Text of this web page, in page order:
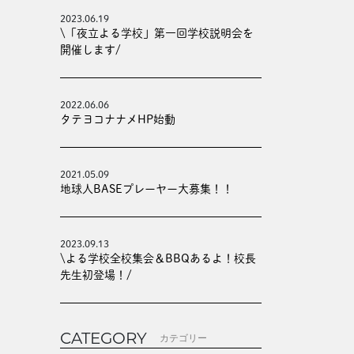
2023.06.19
\「夜立よる学校」第一回学校説明会を
開催します/
2022.06.06
タテヨコナナメHP始動
2021.05.09
地球人BASEプレーヤー大募集！！
2023.09.13
\よる学校全校集会＆BBQあるよ！校長
先生初登場！/
CATEGORY カテゴリー